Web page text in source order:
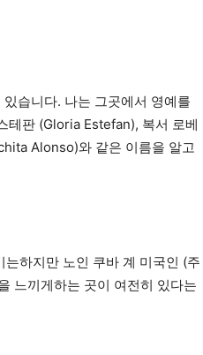
습니다. 나는 그곳에서 영예를
테판 (Gloria Estefan), 복서 로베
Alonso)와 같은 이름을 알고
하지만 노인 쿠바 계 미국인 (주
느끼게하는 곳이 여전히 있다는